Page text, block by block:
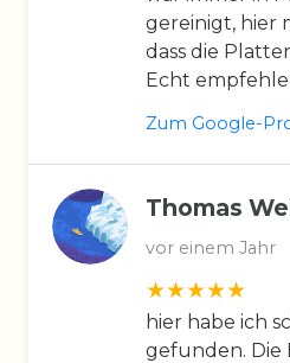
gereinigt, hier
dass die
Echt
Zum Google-
Thomas
vor einem Jahr
hier habe ich
gefunden. Die